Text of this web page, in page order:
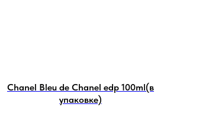
Chanel Bleu de Chanel edp 100ml(в
упаковке)